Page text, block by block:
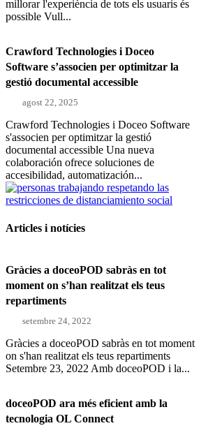
millorar l'experiència de tots els usuaris és
possible Vull...
Crawford Technologies i Doceo
Software s’associen per optimitzar la
gestió documental accessible
agost 22, 2025
Crawford Technologies i Doceo Software
s'associen per optimitzar la gestió
documental accessible Una nueva
colaboración ofrece soluciones de
accesibilidad, automatización...
Articles i notícies
Gràcies a doceoPOD sabràs en tot
moment on s’han realitzat els teus
repartiments
setembre 24, 2022
Gràcies a doceoPOD sabràs en tot moment
on s'han realitzat els teus repartiments
Setembre 23, 2022 Amb doceoPOD i la...
doceoPOD ara més eficient amb la
tecnologia OL Connect